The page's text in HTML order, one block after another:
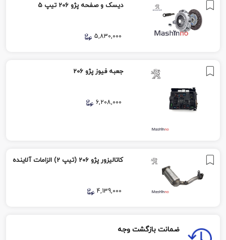
دیسک و صفحه پژو 206 تیپ 5
5,830,000
جعبه فیوز پژو 206
6,208,000
کاتالیزور پژو 206 (تیپ 2) الزامات آلاینده
4,139,000
ضمانت بازگشت وجه